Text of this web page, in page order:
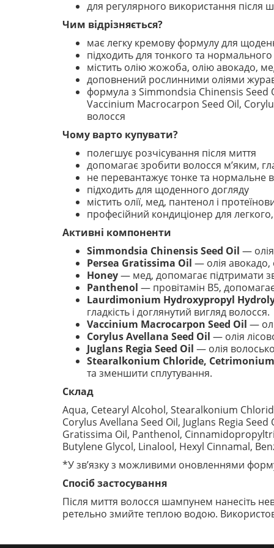
для регулярного використання після
Чим відрізняється?
має легку кремову формулу для
підходить для тонкого та
містить олію жожоба, олію авокадо,
доповнений рослинними оліями
формула з Simmondsia Chinensis
Vaccinium Macrocarpon Seed Oil,
волосся
Чому варто купувати?
полегшує розчісування після миття
допомагає зробити волосся м’яким,
не перевантажує тонке та нормальне
підходить для щоденного догляду
містить олії, мед, пантенол і
професійний кондиціонер для
Активні компоненти
Simmondsia Chinensis Seed Oil —
Persea Gratissima Oil — олія авокадо,
Honey— мед, допомагає підтримати
Panthenol — провітамін B5,
Laurdimonium Hydroxypropyl
гладкість і доглянутий вигляд волосся.
Vaccinium Macrocarpon Seed Oil —
Corylus Avellana Seed Oil — олія
Juglans Regia Seed Oil — олія
Stearalkonium Chloride,
та зменшити сплутування.
Склад
Aqua, Cetearyl Alcohol, Stearalkonium
Corylus Avellana Seed Oil, Juglans Regia
Gratissima Oil, Panthenol,
Butylene Glycol, Linalool, Hexyl Cinnamal,
*У зв’язку з можливими оновленнями
Спосіб застосування
Після миття волосся шампунем нанесіть
ретельно змийте теплою водою.